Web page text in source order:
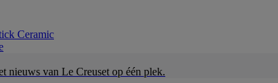
Ceramic
nieuws van Le Creuset op één plek.